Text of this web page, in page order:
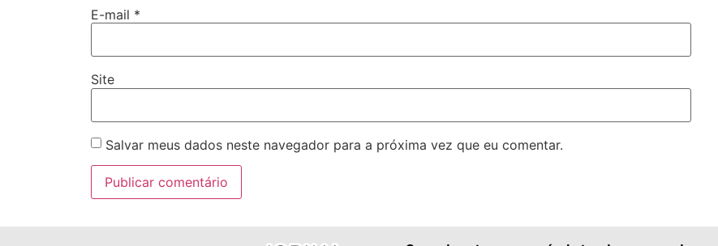
E-mail *
Site
Salvar meus dados neste navegador para a próxima vez que eu comentar.